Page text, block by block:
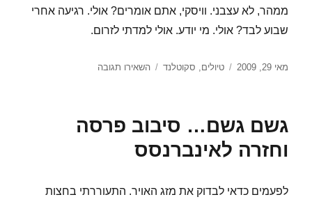
ממהר, לא עצבני. וויסקי, אתם אומרים? אולי. רגיעה אחרי
שבוע לבד? אולי. מי יודע. אולי למדתי לזרום.
פורסם
מאי 29, 2009 קטגוריות
טיולים, סקוטלנד השאירו תגובה
עבור
גשם גשם… סיבוב פרסה
וחזרה לאינברנסס
לפעמים כדאי לבדוק את מזג האויר. התעוררתי בחצות